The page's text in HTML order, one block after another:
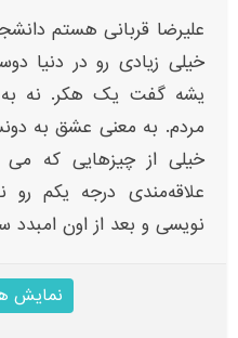
علیرضا قربانی هستم
خیلی زیادی رو در
یشه گفت یک هکر. نه به
مردم. به معنی عشق به
خیلی از چیزهایی که می
علاقه‌مندی‌ درجه یکم رو
نویسی و بعد از اون امبدد
نمایش